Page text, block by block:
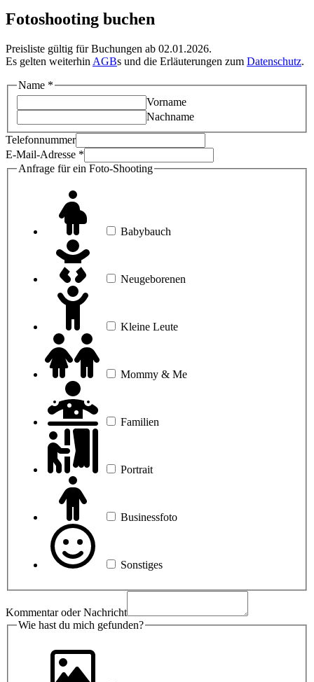
Fotoshooting buchen
Preisliste gültig für Buchungen ab 02.01.2026.
Es gelten weiterhin AGBs und die Erläuterungen zum Datenschutz.
Name *
Vorname
Nachname
Telefonnummer
Wie
gefunden?
E-Mail-Adresse *
Anfrage für ein Foto-Shooting
Babybauch
Neugeborenen
Kleine Leute
Mommy & Me
Familien
Portrait
Businessfoto
Sonstiges
Kommentar oder Nachricht
Wie hast du mich gefunden?